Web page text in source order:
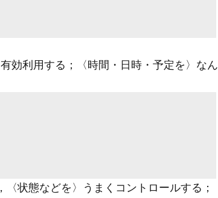
効利用する；〈時間・日時・予定を〉なん
状態などを〉うまくコントロールする；